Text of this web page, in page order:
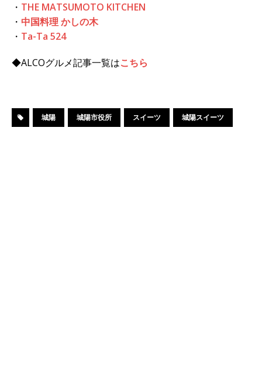
・ THE MATSUMOTO KITCHEN
・ 中国料理 かしの木
・ Ta-Ta 524
◆ALCOグルメ記事一覧はこちら
城陽 城陽市役所 スイーツ 城陽スイーツ